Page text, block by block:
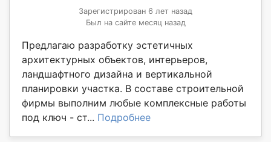
Зарегистрирован 6 лет назад
Был на сайте месяц назад
Предлагаю разработку эстетичных
архитектурных объектов, интерьеров,
ландшафтного дизайна и вертикальной
планировки участка. В составе строительной
фирмы выполним любые комплексные работы
под ключ - ст... Подробнее